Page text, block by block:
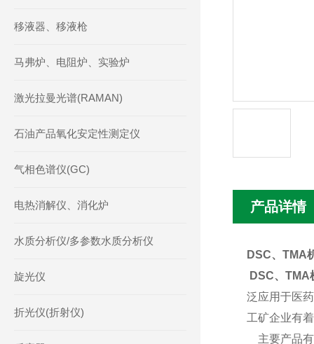
移液器、移液枪
马弗炉、电阻炉、实验炉
激光拉曼光谱(RAMAN)
石油产品氧化安定性测定仪
气相色谱仪(GC)
电热消解仪、消化炉
水质分析仪/多参数水质分析仪
旋光仪
折光仪(折射仪)
产品详情
DSC、TMA
DSC、TMA
泛应用于医
工矿企业有
主要产品